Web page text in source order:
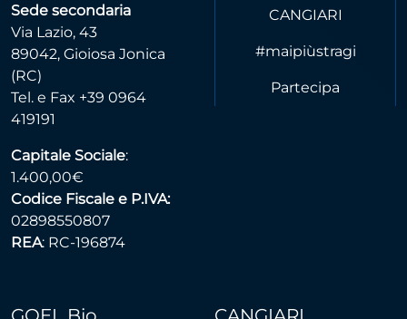
Sede secondaria
Via Lazio, 43
89042, Gioiosa Jonica
(RC)
Tel. e Fax +39 0964
419191
Capitale Sociale:
1.400,00€
Codice Fiscale e P.IVA:
02898550807
REA: RC-196874
CANGIARI
#maipiùstragi
Partecipa